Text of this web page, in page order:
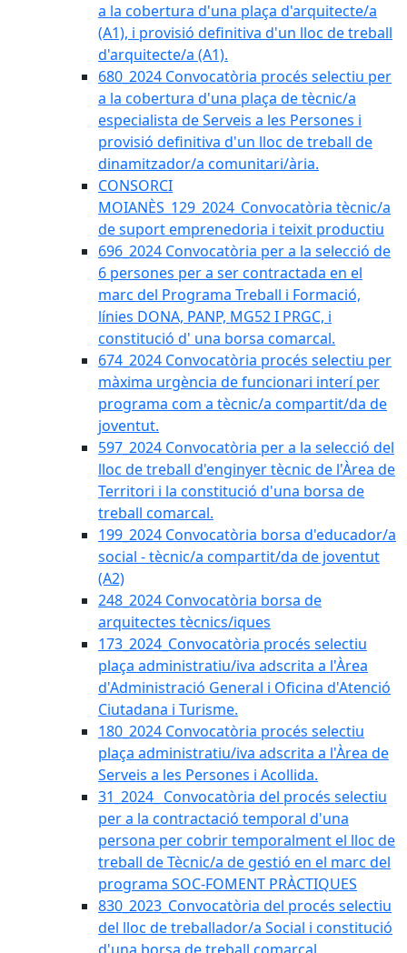
a la cobertura d'una plaça d'arquitecte/a
(A1), i provisió definitiva d'un lloc de treball
d'arquitecte/a (A1).
680_2024 Convocatòria procés selectiu per
a la cobertura d'una plaça de tècnic/a
especialista de Serveis a les Persones i
provisió definitiva d'un lloc de treball de
dinamitzador/a comunitari/ària.
CONSORCI
MOIANÈS_129_2024_Convocatòria tècnic/a
de suport emprenedoria i teixit productiu
696_2024 Convocatòria per a la selecció de
6 persones per a ser contractada en el
marc del Programa Treball i Formació,
línies DONA, PANP, MG52 I PRGC, i
constitució d' una borsa comarcal.
674_2024 Convocatòria procés selectiu per
màxima urgència de funcionari interí per
programa com a tècnic/a compartit/da de
joventut.
597_2024 Convocatòria per a la selecció del
lloc de treball d'enginyer tècnic de l'Àrea de
Territori i la constitució d'una borsa de
treball comarcal.
199_2024 Convocatòria borsa d'educador/a
social - tècnic/a compartit/da de joventut
(A2)
248_2024 Convocatòria borsa de
arquitectes tècnics/iques
173_2024_Convocatòria procés selectiu
plaça administratiu/iva adscrita a l'Àrea
d'Administració General i Oficina d'Atenció
Ciutadana i Turisme.
180_2024 Convocatòria procés selectiu
plaça administratiu/iva adscrita a l'Àrea de
Serveis a les Persones i Acollida.
31_2024_ Convocatòria del procés selectiu
per a la contractació temporal d'una
persona per cobrir temporalment el lloc de
treball de Tècnic/a de gestió en el marc del
programa SOC-FOMENT PRÀCTIQUES
830_2023_Convocatòria del procés selectiu
del lloc de treballador/a Social i constitució